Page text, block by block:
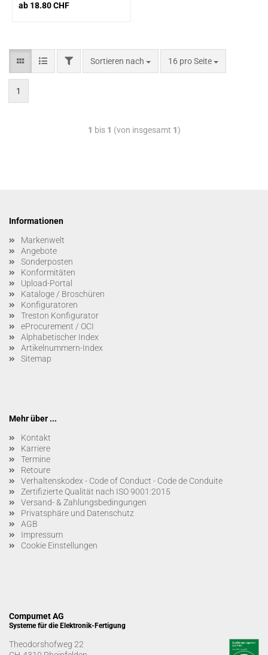
ab 18.80 CHF
Sortieren nach 16 pro Seite
1
1 bis 1 (von insgesamt 1)
Informationen
Markenwelt
Angebote
Sonderposten
Konformitäten
Upload-Portal
Kataloge / Broschüren
Konfiguratoren
Treston Konfigurator
eProcurement / OCI
Alphabetischer Index
Artikelnummern-Index
Sitemap
Mehr über ...
Kontakt
Karriere
Termine
Retoure
Verhaltenskodex - Code of Conduct - Code de Conduite
Zertifizierte Qualität nach ISO 9001:2015
Versand- & Zahlungsbedingungen
Privatsphäre und Datenschutz
AGB
Impressum
Cookie Einstellungen
Compumet AG
Systeme für die Elektronik-Fertigung
Theodorshofweg 22